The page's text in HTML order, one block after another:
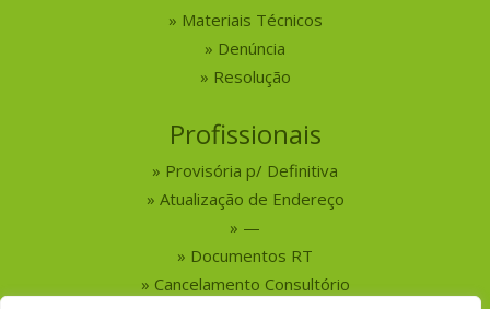
Materiais Técnicos
Denúncia
Resolução
Profissionais
Provisória p/ Definitiva
Atualização de Endereço
—
Documentos RT
Cancelamento Consultório